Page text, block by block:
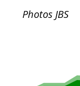
Photos JBS